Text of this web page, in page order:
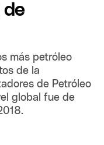
más petróleo
de la
de Petróleo
global fue de